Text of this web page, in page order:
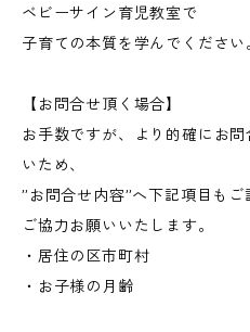
ベビーサイン育児教室で
子育ての本質を学んでください
【お問合せ頂く場合】
お手数ですが、より的確にお
いため、
”お問合せ内容”へ下記項目もご
ご協力お願いいたします。
・居住の区市町村
・お子様の月齢